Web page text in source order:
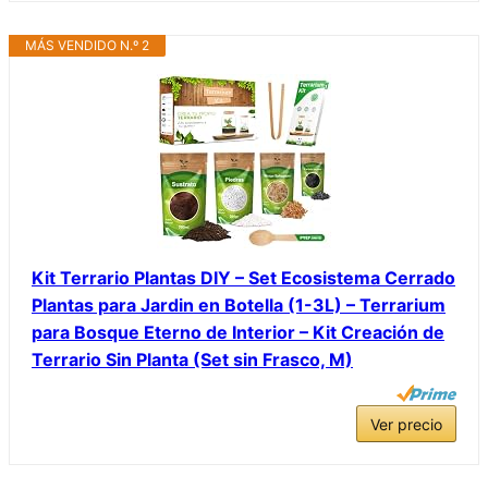
MÁS VENDIDO N.º 2
Kit Terrario Plantas DIY – Set Ecosistema Cerrado
Plantas para Jardin en Botella (1-3L) – Terrarium
para Bosque Eterno de Interior – Kit Creación de
Terrario Sin Planta (Set sin Frasco, M)
Ver precio